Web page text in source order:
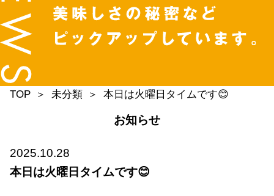
TOP 未分類 本日は火曜日タイムです😊
お知らせ
2025.10.28
本日は火曜日タイムです😊